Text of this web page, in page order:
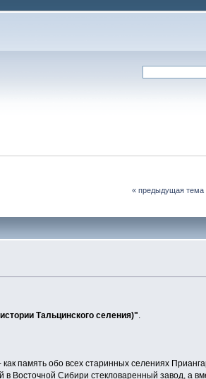
« предыдущая тема
Тальцинского селения)".
память обо всех старинных селениях
в Восточной Сибири стекловаренный завод, а